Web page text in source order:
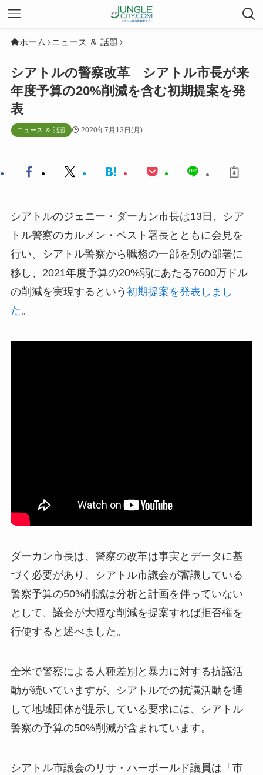
ホーム ニュース ＆ 話題
シアトルの警察改革 シアトル市長が来
年度予算の20%削減を含む初期提案を発
表
ニュース ＆ 話題 2020年7月13日(月)
シアトルのジェニー・ダーカン市長は13日、シア
トル警察のカルメン・ベスト署長とともに会見を
行い、シアトル警察から職務の一部を別の部署に
移し、2021年度予算の20%弱にあたる7600万ドル
の削減を実現するという 初期提案を発表しまし
た 。
ダーカン市長は、警察の改革は事実とデータに基
づく必要があり、シアトル市議会が審議している
警察予算の50%削減は分析と計画を伴っていない
として、議会が大幅な削減を提案すれば拒否権を
行使すると述べました。
全米で警察による人種差別と暴力に対する抗議活
動が続いていますが、シアトルでの抗議活動を通
して地域団体が提示している要求には、シアトル
警察の予算の50%削減が含まれています。
シアトル市議会のリサ・ハーボールド議員は「市